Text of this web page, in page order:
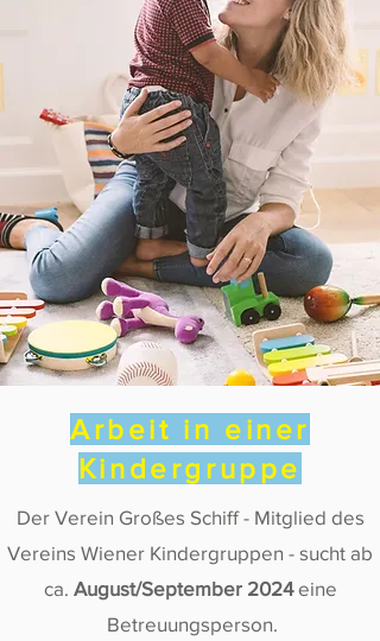
Arbeit in einer
Kindergruppe
Der Verein Großes Schiff - Mitglied des
Vereins Wiener Kindergruppen - sucht ab
ca. August/September 2024eine
Betreuungsperson.